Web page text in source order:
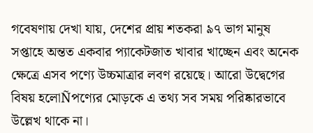
গবেষণায় দেখা যায়, দেশের প্রায় শতকরা ৯৭ ভাগ মানুষ
সপ্তাহে অন্তত একবার প্যাকেটজাত খাবার খাচ্ছেন এবং অনেক
ক্ষেত্রে এসব পণ্যে উচ্চমাত্রার লবণ রয়েছে। আরো উদ্বেগের
বিষয় হলোÑপণ্যের মোড়কে এ তথ্য সব সময় পরিষ্কারভাবে
উল্লেখ থাকে না।